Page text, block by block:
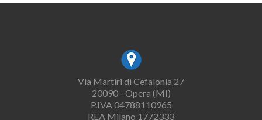
Via Martiri di Cefalonia 27
20090 - Opera (MI)
P.IVA 04788110965
REA Milano 1772333